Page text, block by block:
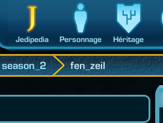
Jedipedia Personnage Héritage
season_2 fen_zeil